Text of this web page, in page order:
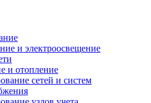
и электроосвещение
и отопление
сетей и систем